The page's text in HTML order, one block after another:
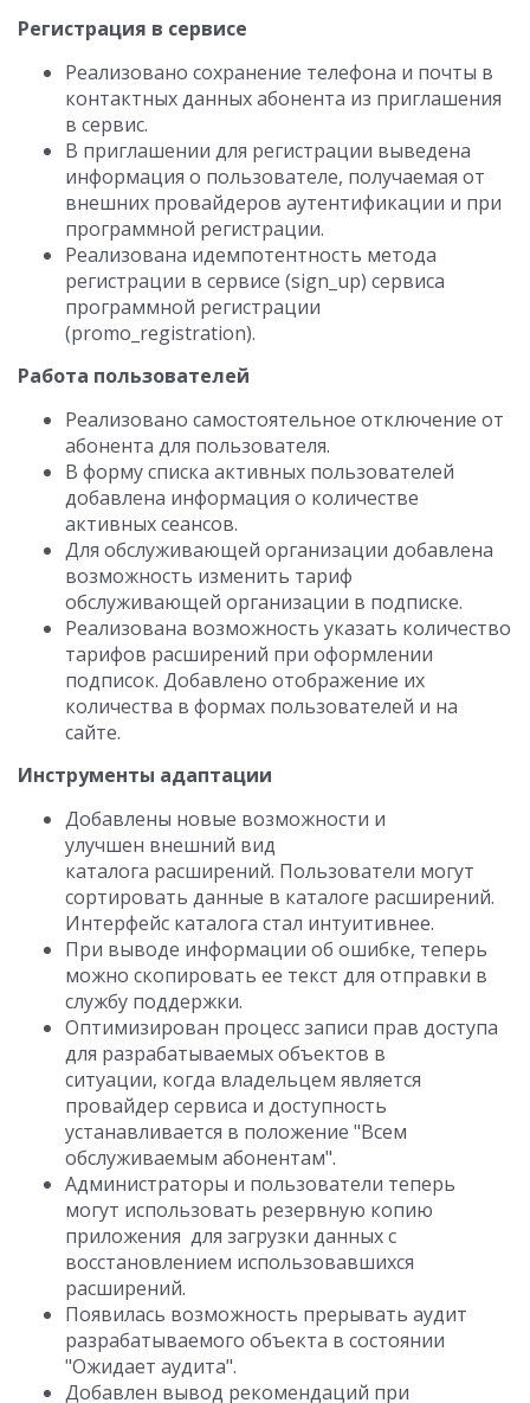
Регистрация в сервисе
Реализовано сохранение телефона и почты в
контактных данных абонента из приглашения
в сервис.
В приглашении для регистрации выведена
информация о пользователе, получаемая от
внешних провайдеров аутентификации и при
программной регистрации.
Реализована идемпотентность метода
регистрации в сервисе (sign_up) сервиса
программной регистрации
(promo_registration).
Работа пользователей
Реализовано самостоятельное отключение от
абонента для пользователя.
В форму списка активных пользователей
добавлена информация о количестве
активных сеансов.
Для обслуживающей организации добавлена
возможность изменить тариф
обслуживающей организации в подписке.
Реализована возможность указать количество
тарифов расширений при оформлении
подписок. Добавлено отображение их
количества в формах пользователей и на
сайте.
Инструменты адаптации
Добавлены новые возможности и
улучшен внешний вид
каталога расширений. Пользователи могут
сортировать данные в каталоге расширений.
Интерфейс каталога стал интуитивнее.
При выводе информации об ошибке, теперь
можно скопировать ее текст для отправки в
службу поддержки.
Оптимизирован процесс записи прав доступа
для разрабатываемых объектов в
ситуации, когда владельцем является
провайдер сервиса и доступность
устанавливается в положение "Всем
обслуживаемым абонентам".
Администраторы и пользователи теперь
могут использовать резервную копию
приложения для загрузки данных с
восстановлением использовавшихся
расширений.
Появилась возможность прерывать аудит
разрабатываемого объекта в состоянии
"Ожидает аудита".
Добавлен вывод рекомендаций при